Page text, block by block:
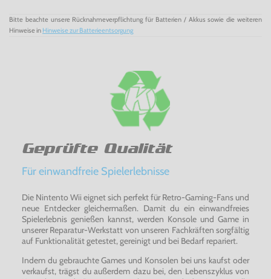
beteiligen und dürfen dabei alle in die Rolle der Weltraum-
Amazone schlüpfen. Doch auch im klassischen
Singleplayer-Modus vonMetroid
Samus völlig neue Fähigkeiten und Waffen für ihren
Kampfanzug. Mit diesen neuen Fähigkeiten kann Samus
die friedfertigen LichtbewohnerLuminoth
Düsterlingen - den Ing - beschützen. Doch richtig
spannend wird es, wenn sich der schlimmste Gegner dieses
Games zeigt, ein unbekanntes und unheimliches Wesen,
das Samus' gesamte Kampferfahrung auf eine harte Probe
Erlebe das kultige Abenteuer! -MetroidPrime 2:
Nintendo GameCube
Bitte beachte unsere Rücknahmeverpflichtung für Batterien / Akkus sowie die weiteren
Hinweise in Hinweise zur Batterieentsorgung
Geprüfte Qualität
Für einwandfreie Spielerlebnisse
Die Nintento Wii eignet sich perfekt für Retro-Gaming-Fans und
neue Entdecker gleichermaßen. Damit du ein einwandfreies
Spielerlebnis genießen kannst, werden Konsole und Game in
unserer Reparatur-Werkstatt von unseren Fachkräften sorgfältig
auf Funktionalität getestet, gereinigt und bei Bedarf repariert.
Indem du gebrauchte Games und Konsolen bei uns kaufst oder
verkaufst, trägst du außerdem dazu bei, den Lebenszyklus von